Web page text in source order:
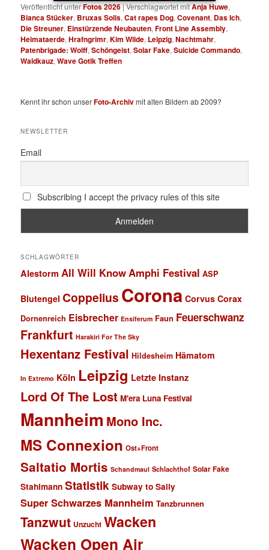
Veröffentlicht unterFotos 2026|Verschlagwortet mitAnja Huwe,
Bianca Stücker, Bruxas Solis,Cat rapes Dog,Covenant, Das Ich,
Die Streuner, Einstürzende Neubauten,Front Line Assembly,
Heimataerde,Hrafngrimr,Kim Wilde, Leipzig,Nachtmahr,
Patenbrigade: Wolff,Schöngeist,Solar Fake,Suicide Commando,
Waldkauz,Wave Gotik Treffen
Kennt ihr schon unserFoto-Archivmit alten Bildern ab 2009?
NEWSLETTER
Email
Subscribing I accept the privacy rules of this site
SCHLAGWÖRTER
Alestorm All Will KnowAmphi Festival ASP
Blutengel Coppelius Corona Corvus Corax
Dornenreich Eisbrecher Ensiferum Faun Feuerschwanz
Frankfurt Harakiri For The Sky
Hexentanz Festival Hildesheim Hämatom
In Extremo Köln Leipzig Letzte Instanz
Lord Of The Lost M'era Luna Festival
Mannheim Mono Inc.
MS Connexion Ost+Front
Saltatio Mortis Schandmaul Schlachthof Solar Fake
Stahlmann Statistik Subway to Sally
Super Schwarzes Mannheim Tanzbrunnen
Tanzwut Unzucht Wacken
Wacken Open Air